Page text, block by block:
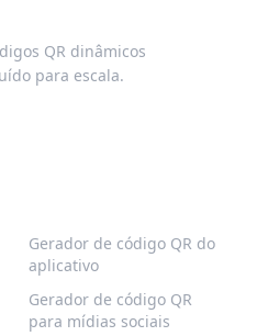
QR dinâmicos
para escala.
Gerador de código QR do
aplicativo
Gerador de código QR
para mídias sociais